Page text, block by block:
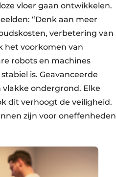
vloer gaan ontwikkelen.
“Denk aan meer
verbetering van
het voorkomen van
robots en machines
is. Geavanceerde
ondergrond. Elke
dit verhoogt de veiligheid.
zijn voor oneffenheden